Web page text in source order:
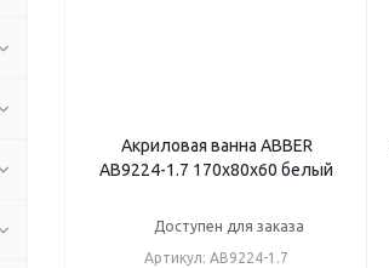
Акриловая ванна ABBER
AB9224-1.7 170х80х60 белый
Доступен для заказа
Артикул: AB9224-1.7